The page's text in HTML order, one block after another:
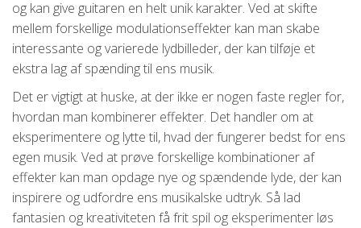
og kan give guitaren en helt unik karakter. Ved at skifte
mellem forskellige modulationseffekter kan man skabe
interessante og varierede lydbilleder, der kan tilføje et
ekstra lag af spænding til ens musik.
Det er vigtigt at huske, at der ikke er nogen faste regler for,
hvordan man kombinerer effekter. Det handler om at
eksperimentere og lytte til, hvad der fungerer bedst for ens
egen musik. Ved at prøve forskellige kombinationer af
effekter kan man opdage nye og spændende lyde, der kan
inspirere og udfordre ens musikalske udtryk. Så lad
fantasien og kreativiteten få frit spil og eksperimenter løs